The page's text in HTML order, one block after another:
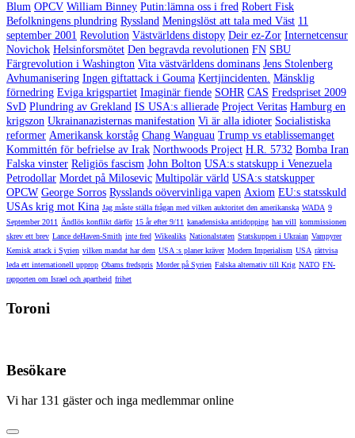
Blum OPCV William Binney Putin:lämna oss i fred Robert Fisk
Befolkningens plundring Ryssland Meningslöst att tala med Väst 11
september 2001 Revolution Västvärldens distopy Deir ez-Zor Internetcensur
Novichok Helsinforsmötet Den begravda revolutionen FN SBU
Färgrevolution i Washington Vita västvärldens dominans Jens Stolenberg
Avhumanisering Ingen giftattack i Gouma Kertjincidenten. Mänsklig
förnedring Eviga krigspartiet Imaginär fiende SOHR CAS Fredspriset 2009
SvD Plundring av Grekland IS USA:s allierade Project Veritas Hamburg en
krigszon Ukrainanazisternas manifestation Vi är alla idioter Socialistiska
reformer Amerikansk korståg Chang Wanguau Trump vs etablissemanget
Kommittén för befrielse av Irak Northwoods Project H.R. 5732 Bomba Iran
Falska vinster Religiös fascism John Bolton USA:s statskupp i Venezuela
Petrodollar Mordet på Milosevic Multipolär värld USA:s statskupper
OPCW George Sorros Rysslands oövervinliga vapen Axiom EU:s statsskuld
USAs krig mot Kina Jag måste ställa frågan med vilken auktoritet den amerikanska WADA 9
September 2011 Ändlös konflikt därför 15 år efter 9/11 kanadensiska antidopping han vill kommissionen
skrev ett brev Lance deHaven-Smith inte fred Wikealiks Nationalstaten Statskuppen i Ukraian Vampyrer
Kemisk attack i Syrien vilken mandat har dem USA :s planer kräver Modern Imperialism USA rättvisa
leda ett internationell upprop Obams fredspris Morder på Syrien Falska alternativ till Krig NATO FN-
rapporten om Israel och apartheid frihet
Toroni
Besökare
Vi har 131 gäster och inga medlemmar online